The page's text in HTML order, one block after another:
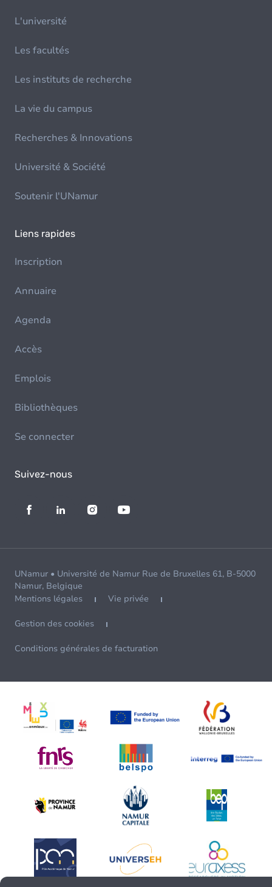
L'université
Les facultés
Les instituts de recherche
La vie du campus
Recherches & Innovations
Université & Société
Soutenir l'UNamur
Liens rapides
Inscription
Annuaire
Agenda
Accès
Emplois
Bibliothèques
Se connecter
Suivez-nous
UNamur • Université de Namur Rue de Bruxelles 61, B-5000
Namur, Belgique
Mentions légales
Vie privée
Gestion des cookies
Conditions générales de facturation